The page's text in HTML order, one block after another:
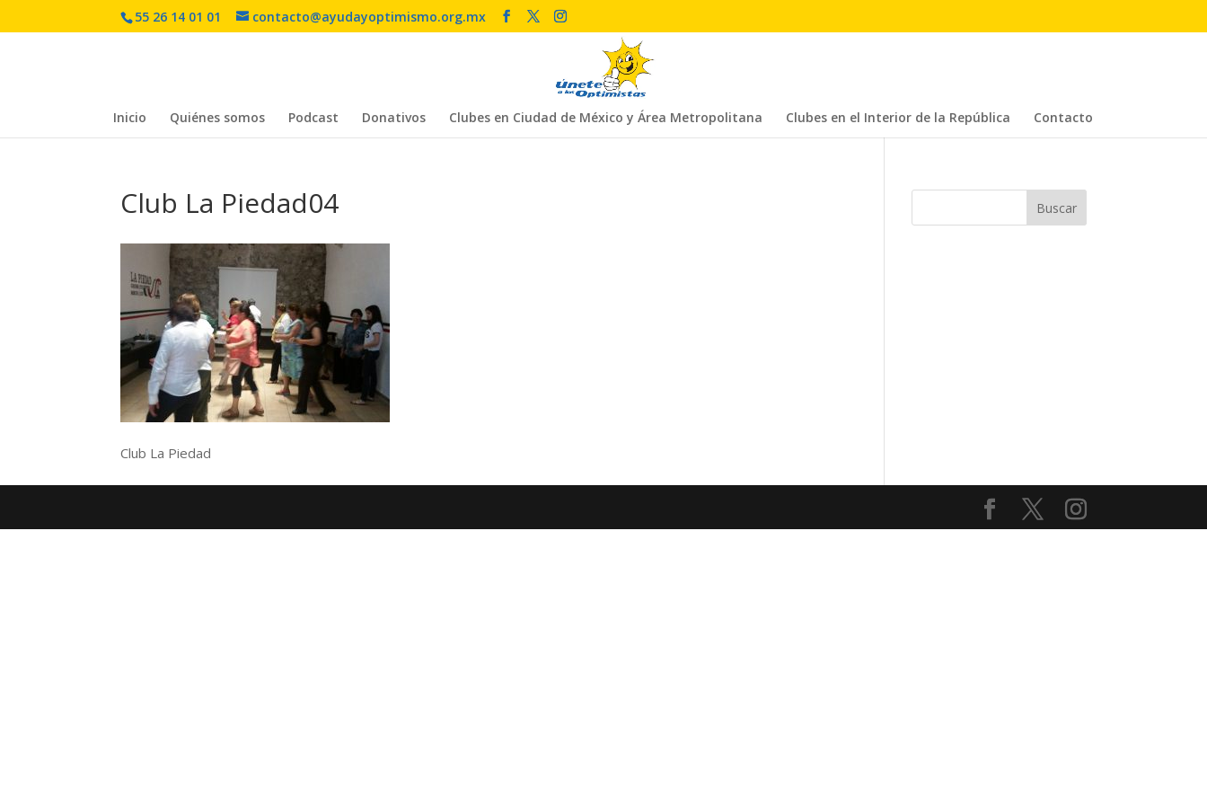
55 26 14 01 01 contacto@ayudayoptimismo.org.mx
Inicio Quiénes somos Podcast Donativos Clubes en Ciudad de México y Área Metropolitana Clubes en el Interior de la República Contacto
Club La Piedad04
Club La Piedad